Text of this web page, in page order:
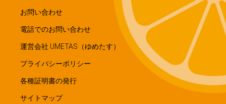
お問い合わせ
電話でのお問い合わせ
運営会社 UMETAS（ゆめたす）
プライバシーポリシー
各種証明書の発行
サイトマップ